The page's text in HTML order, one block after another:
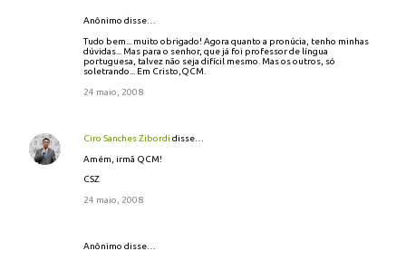
Anônimo disse…
Tudo bem... muito obrigado! Agora quanto a pronúcia, tenho minhas
dúvidas... Mas para o senhor, que já foi professor de língua
portuguesa, talvez não seja difícil mesmo. Mas os outros, só
soletrando... Em Cristo,QCM.
24 maio, 2008
Ciro Sanches Zibordi disse…
Amém, irmã QCM!
CSZ
24 maio, 2008
Anônimo disse…